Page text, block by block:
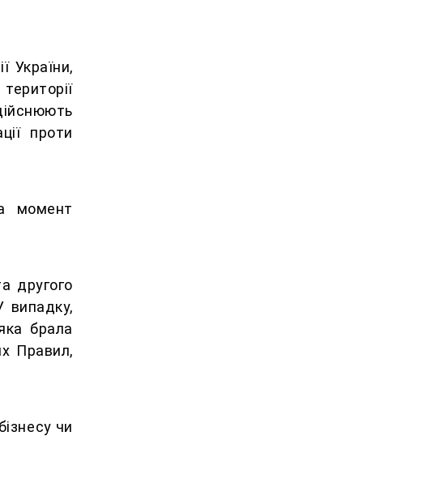
України,
проти
момент
другого
випадку,
брала
Правил,
чи